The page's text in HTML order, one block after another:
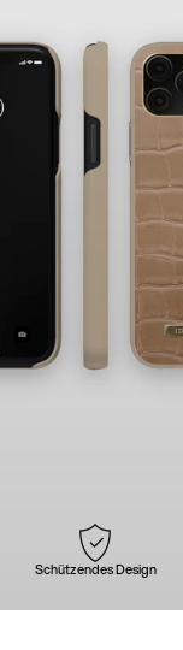
Schützendes Design